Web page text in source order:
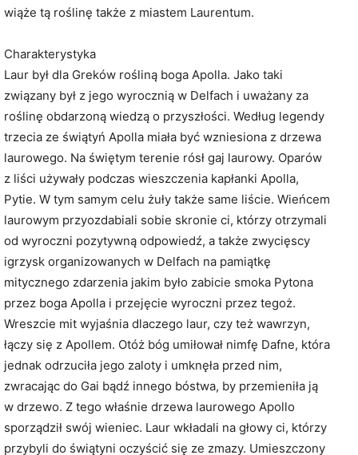
wiąże tą roślinę także z miastem Laurentum.
Charakterystyka
Laur był dla Greków rośliną boga Apolla. Jako taki
związany był z jego wyrocznią w Delfach i uważany za
roślinę obdarzoną wiedzą o przyszłości. Według legendy
trzecia ze świątyń Apolla miała być wzniesiona z drzewa
laurowego. Na świętym terenie rósł gaj laurowy. Oparów
z liści używały podczas wieszczenia kapłanki Apolla,
Pytie. W tym samym celu żuły także same liście. Wieńcem
laurowym przyozdabiali sobie skronie ci, którzy otrzymali
od wyroczni pozytywną odpowiedź, a także zwycięscy
igrzysk organizowanych w Delfach na pamiątkę
mitycznego zdarzenia jakim było zabicie smoka Pytona
przez boga Apolla i przejęcie wyroczni przez tegoż.
Wreszcie mit wyjaśnia dlaczego laur, czy też wawrzyn,
łączy się z Apollem. Otóż bóg umiłował nimfę Dafne, która
jednak odrzuciła jego zaloty i umknęła przed nim,
zwracając do Gai bądź innego bóstwa, by przemieniła ją
w drzewo. Z tego właśnie drzewa laurowego Apollo
sporządził swój wieniec. Laur wkładali na głowy ci, którzy
przybyli do świątyni oczyścić się ze zmazy. Umieszczony